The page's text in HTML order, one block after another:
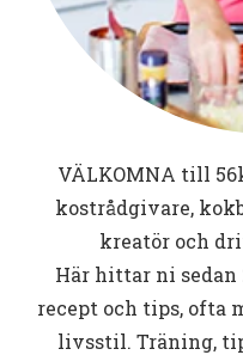
VÄLKOMNA till
kostrådgivare,
kreatör och
Här hittar ni sedan
recept och tips, ofta
livsstil. Träning,